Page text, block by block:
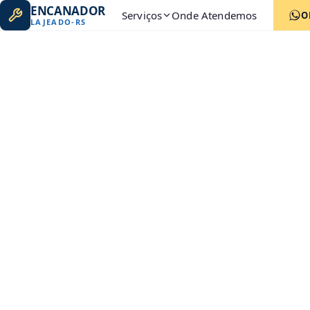
ENCANADOR
LAJEADO- RS Serviços Onde Atendemos